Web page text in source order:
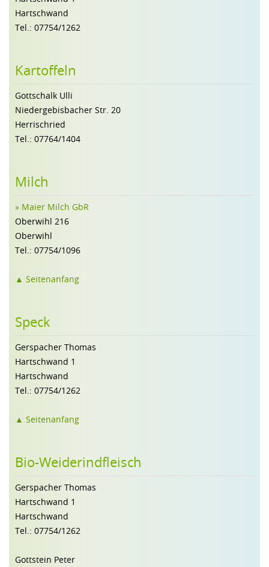
Hartschwand
Tel.: 07754/1262
Kartoffeln
Gottschalk Ulli
Niedergebisbacher Str. 20
Herrischried
Tel.: 07764/1404
Milch
» Maier Milch GbR
Oberwihl 216
Oberwihl
Tel.: 07754/1096
▲ Seitenanfang
Speck
Gerspacher Thomas
Hartschwand 1
Hartschwand
Tel.: 07754/1262
▲ Seitenanfang
Bio-Weiderindfleisch
Gerspacher Thomas
Hartschwand 1
Hartschwand
Tel.: 07754/1262
Gottstein Peter